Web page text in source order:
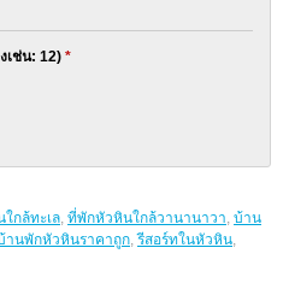
เช่น: 12) *
กล้ทะเล, ที่พักหัวหินใกล้วานานาวา, บ้าน
านพักหัวหินราคาถูก,รีสอร์ทในหัวหิน,